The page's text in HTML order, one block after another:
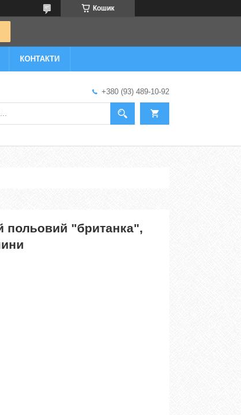
Кошик
КОНТАКТИ
+380 (93) 489-10-92
польовий "британка",